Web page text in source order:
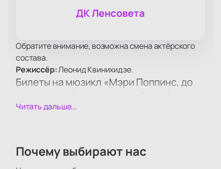
ДК Ленсовета
Обратите внимание, возможна смена актёрского
состава.
Режиссёр:Леонид Квинихидзе.
Билеты на мюзикл «Мэри Поппинс, до
свидания!» (театр «Карамболь») в
Санкт-Петербурге
Валуцкого идет на сцене ДК Ленсовета.
Постановка получила национальную премию
Читать дальше...
Почему выбирают нас